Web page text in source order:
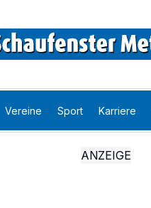
Vereine Sport Karriere